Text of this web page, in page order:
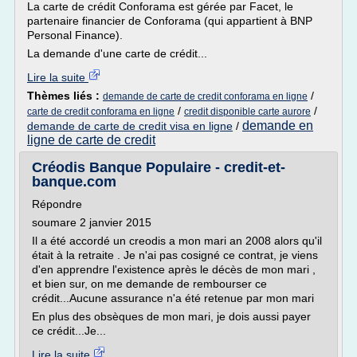
La carte de crédit Conforama est gérée par Facet, le
partenaire financier de Conforama (qui appartient à BNP
Personal Finance).
La demande d'une carte de crédit...
Lire la suite
Thèmes liés : demande de carte de credit conforama en ligne /
carte de credit conforama en ligne / credit disponible carte aurore /
demande de carte de credit visa en ligne / demande en
ligne de carte de credit
Créodis Banque Populaire - credit-et-
banque.com
Répondre
soumare 2 janvier 2015
Il a été accordé un creodis a mon mari an 2008 alors qu'il
était à la retraite . Je n'ai pas cosigné ce contrat, je viens
d'en apprendre l'existence après le décès de mon mari ,
et bien sur, on me demande de rembourser ce
crédit...Aucune assurance n'a été retenue par mon mari
En plus des obsèques de mon mari, je dois aussi payer
ce crédit...Je...